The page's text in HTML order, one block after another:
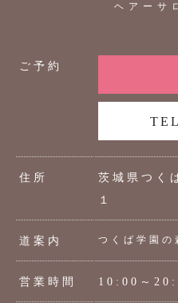
ヘアーサ
ご予約
住所
茨城県つく
１
道案内 つくば学園の
営業時間 10:00～